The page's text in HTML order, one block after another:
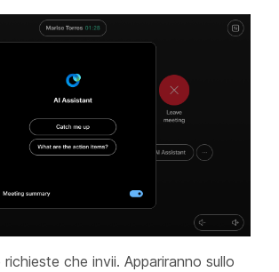
che invii. Appariranno sullo